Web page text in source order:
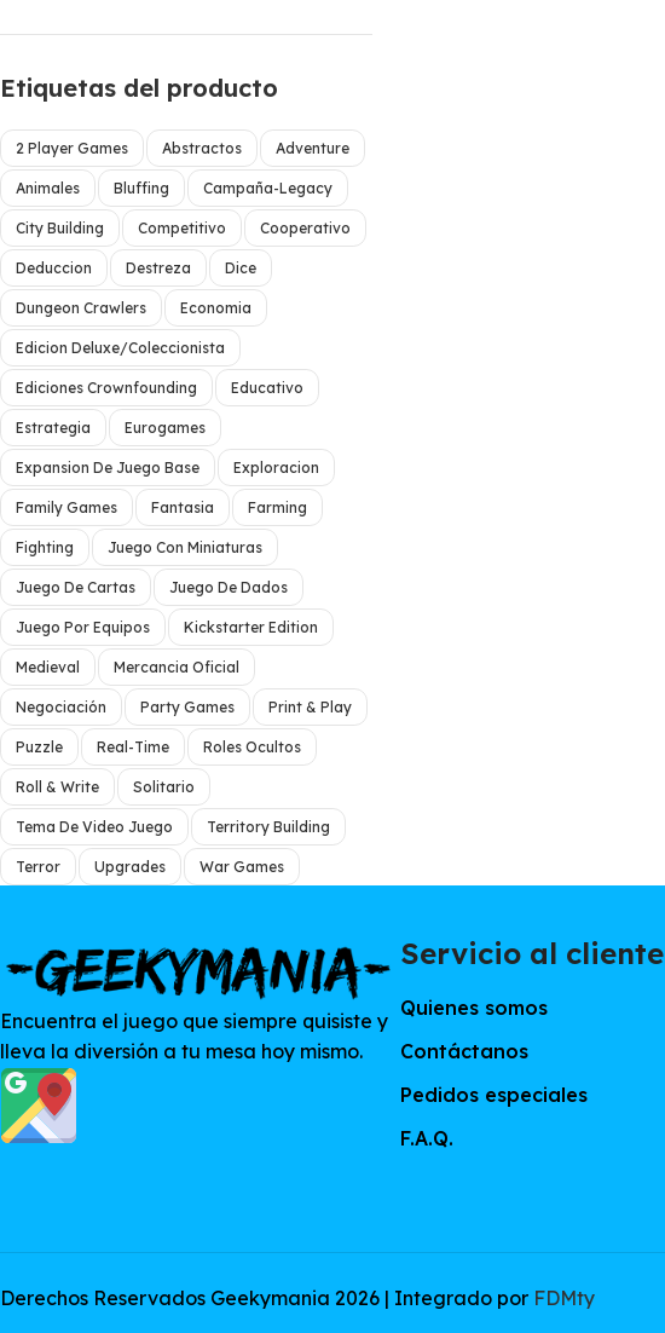
Etiquetas del producto
2 Player Games Abstractos Adventure
Animales Bluffing Campaña-Legacy
City Building Competitivo Cooperativo
Deduccion Destreza Dice
Dungeon Crawlers Economia
Edicion Deluxe/Coleccionista
Ediciones Crownfounding Educativo
Estrategia Eurogames
Expansion De Juego Base Exploracion
Family Games Fantasia Farming
Fighting Juego Con Miniaturas
Juego De Cartas Juego De Dados
Juego Por Equipos Kickstarter Edition
Medieval Mercancia Oficial
Negociación Party Games Print & Play
Puzzle Real-Time Roles Ocultos
Roll & Write Solitario
Tema De Video Juego Territory Building
Terror Upgrades War Games
Encuentra el juego que siempre quisiste y
lleva la diversión a tu mesa hoy mismo.
Servicio al cliente
Quienes somos
Contáctanos
Pedidos especiales
F.A.Q.
Derechos Reservados Geekymania 2026 | Integrado por FDMty